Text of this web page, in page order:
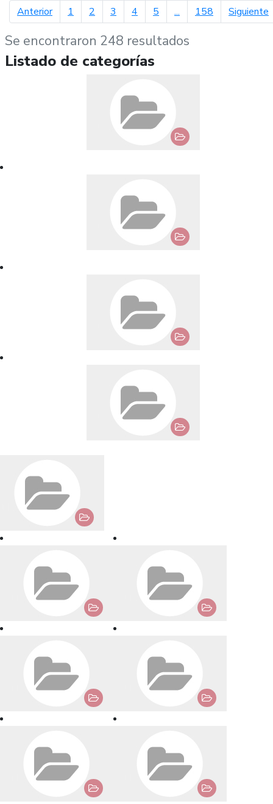
Anteriorpágina anterior
1 2 3 4 5 ... 158 Siguiente
Se encontraron 248 resultados
Listado de categorías